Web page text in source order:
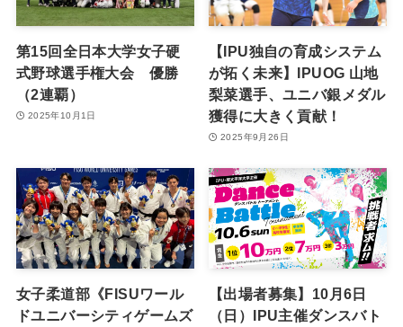
第15回全日本大学女子硬
式野球選手権大会 優勝
（2連覇）
2025年10月1日
【IPU独自の育成システム
が拓く未来】IPUOG 山地
梨菜選手、ユニバ銀メダル
獲得に大きく貢献！
2025年9月26日
女子柔道部《FISUワール
ドユニバーシティゲームズ
【出場者募集】10月6日
（日）IPU主催ダンスバト